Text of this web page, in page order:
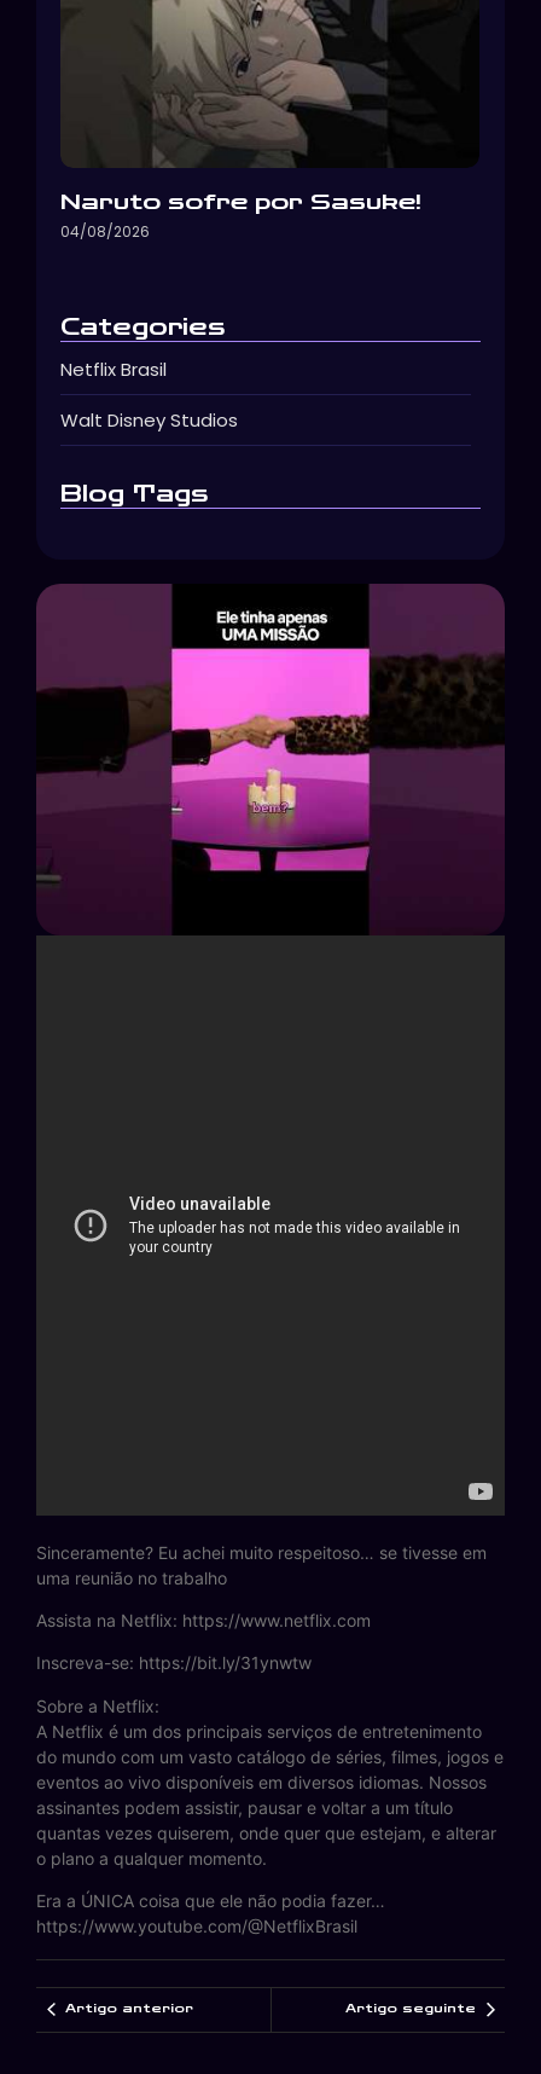
Naruto sofre por Sasuke!
04/08/2026
Categories
Netflix Brasil
Walt Disney Studios
Blog Tags
Sinceramente? Eu achei muito respeitoso… se tivesse em
uma reunião no trabalho
Assista na Netflix: https://www.netflix.com
Inscreva-se: https://bit.ly/31ynwtw
Sobre a Netflix:
A Netflix é um dos principais serviços de entretenimento
do mundo com um vasto catálogo de séries, filmes, jogos e
eventos ao vivo disponíveis em diversos idiomas. Nossos
assinantes podem assistir, pausar e voltar a um título
quantas vezes quiserem, onde quer que estejam, e alterar
o plano a qualquer momento.
Era a ÚNICA coisa que ele não podia fazer…
https://www.youtube.com/@NetflixBrasil
Artigo anterior Artigo seguinte